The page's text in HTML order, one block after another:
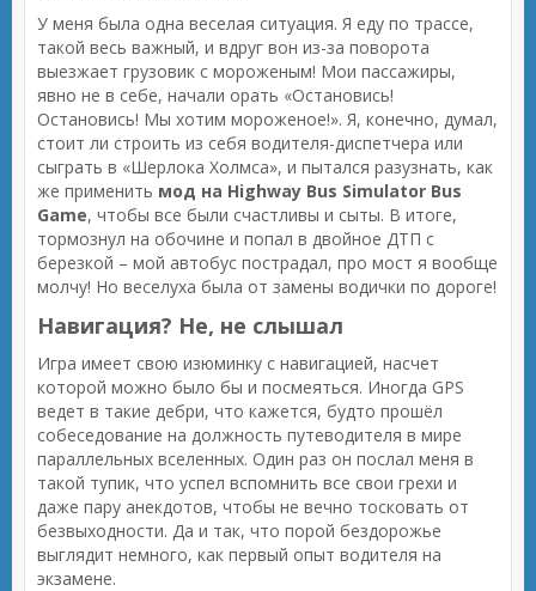
У меня была одна веселая ситуация. Я еду по трассе,
такой весь важный, и вдруг вон из-за поворота
выезжает грузовик с мороженым! Мои пассажиры,
явно не в себе, начали орать «Остановись!
Остановись! Мы хотим мороженое!». Я, конечно, думал,
стоит ли строить из себя водителя-диспетчера или
сыграть в «Шерлока Холмса», и пытался разузнать, как
же применить мод на Highway Bus Simulator Bus
Game, чтобы все были счастливы и сыты. В итоге,
тормознул на обочине и попал в двойное ДТП с
березкой – мой автобус пострадал, про мост я вообще
молчу! Но веселуха была от замены водички по дороге!
Навигация? Не, не слышал
Игра имеет свою изюминку с навигацией, насчет
которой можно было бы и посмеяться. Иногда GPS
ведет в такие дебри, что кажется, будто прошёл
собеседование на должность путеводителя в мире
параллельных вселенных. Один раз он послал меня в
такой тупик, что успел вспомнить все свои грехи и
даже пару анекдотов, чтобы не вечно тосковать от
безвыходности. Да и так, что порой бездорожье
выглядит немного, как первый опыт водителя на
экзамене.